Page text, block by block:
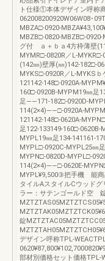
ト仕様①本体デザイン呼
062008200920W06W08･
MBZA□-0920-
MBZB□-0820-MBZB□-
グ付 ａ＋ｂａ4方枠薄壁
MYMR□-0820R／L-MYKR□-
(142㎜)壁厚(㎜)142-182□-
MYKS□-0920R／L-MYKS
121142-148□-0920A-
160□-0920B-MYPM19㎜足
足――171-182□-0920D-
114(2×4)――□-0920A-
121142-148□-0620A-
足122-133149-160□-
MYPL19㎜足134-141161-
MYPL□-0920C-MYPL25㎜
MYPN□-0820D-MYPL□-
114(2×4)――□-0620E-
MYPL¥9,500③把手機 能
タイルAスタイルCウッド
ラー：サテンゴールド空
錠
デザイン呼称TPL-
部材別価格セット価格TPL-